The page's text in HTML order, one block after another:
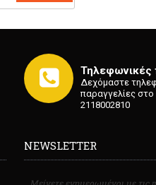
Τηλεφωνικές
Δεχόμαστε
παραγγελίες στο
2118002810
NEWSLETTER